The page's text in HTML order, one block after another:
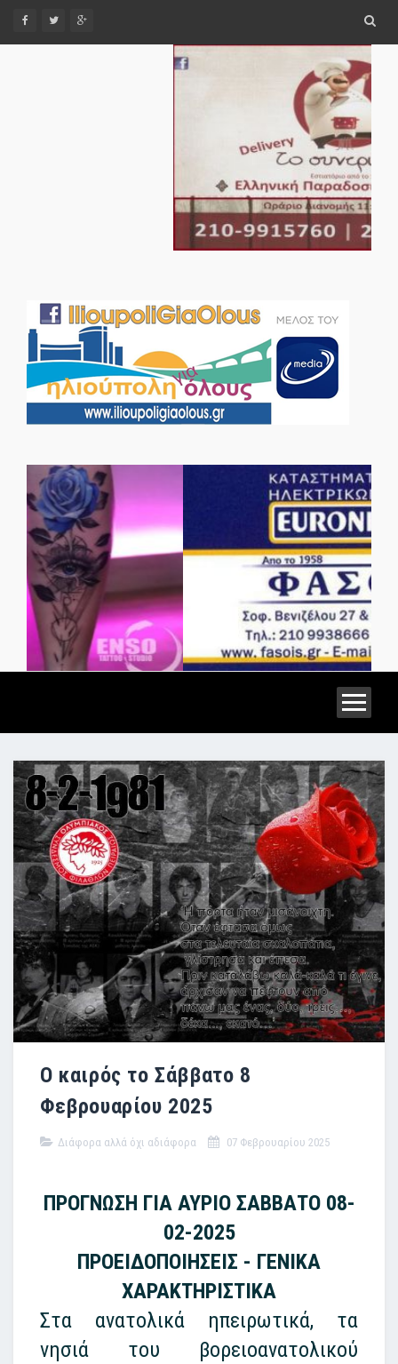
Ο καιρός το Σάββατο 8
Φεβρουαρίου 2025
Διάφορα αλλά όχι αδιάφορα 07 Φεβρουαρίου 2025
ΠΡΟΓΝΩΣΗ ΓΙΑ ΑΥΡΙΟ ΣΑΒΒΑΤΟ 08-
02-2025
ΠΡΟΕΙΔΟΠΟΙΗΣΕΙΣ - ΓΕΝΙΚΑ
ΧΑΡΑΚΤΗΡΙΣΤΙΚΑ
Στα ανατολικά ηπειρωτικά, τα
νησιά του βορειοανατολικού